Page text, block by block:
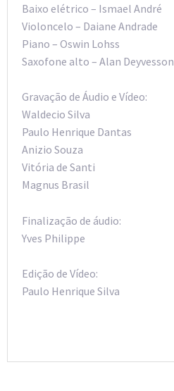
Baixo elétrico – Ismael André
Violoncelo – Daiane Andrade
Piano – Oswin Lohss
Saxofone alto – Alan Deyvesson
Gravação de Áudio e Vídeo:
Waldecio Silva
Paulo Henrique Dantas
Anizio Souza
Vitória de Santi
Magnus Brasil
Finalização de áudio:
Yves Philippe
Edição de Vídeo:
Paulo Henrique Silva